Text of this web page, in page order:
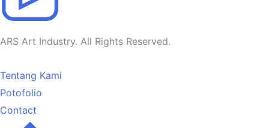
ARS Art Industry. All Rights Reserved.
Tentang Kami
Potofolio
Contact